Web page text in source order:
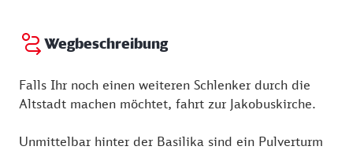
Wegbeschreibung
Falls Ihr noch einen weiteren Schlenker durch die
Altstadt machen möchtet, fahrt zur Jakobuskirche.
Unmittelbar hinter der Basilika sind ein Pulverturm